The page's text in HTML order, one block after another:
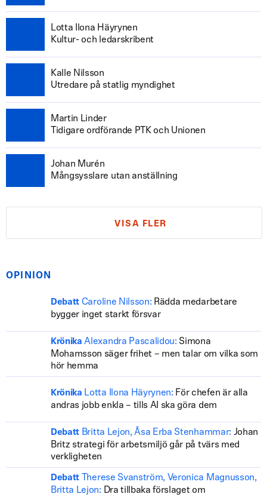
Lotta Ilona Häyrynen
Kultur- och ledarskribent
Kalle Nilsson
Utredare på statlig myndighet
Martin Linder
Tidigare ordförande PTK och Unionen
Johan Murén
Mångsysslare utan anställning
VISA FLER
OPINION
Debatt Caroline Nilsson: Rädda medarbetare
bygger inget starkt försvar
Krönika Alexandra Pascalidou: Simona
Mohamsson säger frihet – men talar om vilka som
hör hemma
Krönika Lotta Ilona Häyrynen: För chefen är alla
andras jobb enkla – tills AI ska göra dem
Debatt Britta Lejon, Åsa Erba Stenhammar: Johan
Britz strategi för arbetsmiljö går på tvärs med
verkligheten
Debatt
Therese Svanström, Veronica Magnusson,
Britta Lejon: Dra tillbaka förslaget om